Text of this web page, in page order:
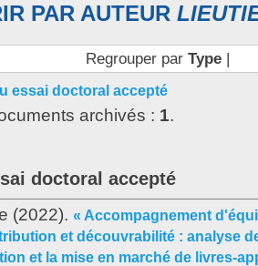
PAR AUTEUR
Regrouper par Type|
essai doctoral accepté
archivés : 1.
doctoral accepté
(2022). « Accompagnement
et découvrabilité : analyse
et la mise en marché de livres-